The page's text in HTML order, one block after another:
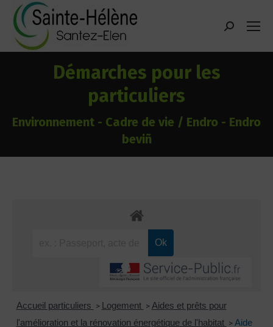
principal
Recherche
Démarches pour les
particuliers
Environnement - Cadre de vie / Endro - Endro
beviñ
Accueil particuliers > Logement > Aides et prêts pour
l'amélioration et la rénovation énergétique de l'habitat > Aide